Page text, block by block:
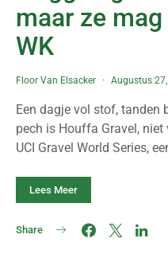
maar ze
WK
Floor Van Elsacker Augustus
Een dagje vol stof, tanden
pech is Houffa Gravel,
UCI Gravel World Series,
Lees Meer
Share